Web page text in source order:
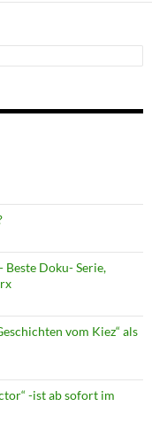
Doku- Serie,
vom Kiez“ als
-ist ab sofort im